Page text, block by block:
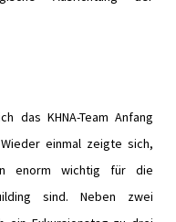
das KHNA-Team Anfang
einmal zeigte sich,
enorm wichtig für die
sind. Neben zwei